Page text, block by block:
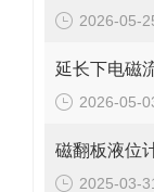
2026-05-
延长下电磁
2026-05-
磁翻板液位
2025-03-